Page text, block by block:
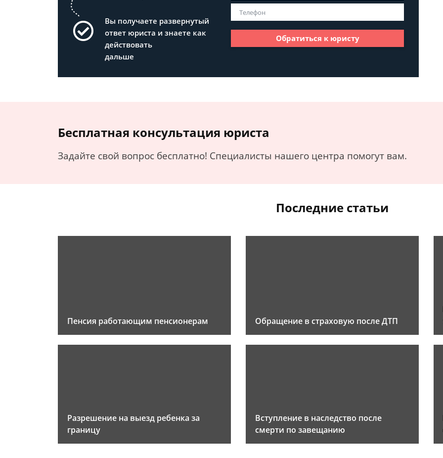
Вы получаете развернутый
ответ юриста и знаете как
действовать
дальше
Обратиться к юристу
Бесплатная консультация юриста
Задайте свой вопрос бесплатно! Специалисты нашего центра помогут вам.
Последние статьи
Пенсия работающим пенсионерам Обращение в страховую после ДТП
Разрешение на выезд ребенка за
границу
Вступление в наследство после
смерти по завещанию